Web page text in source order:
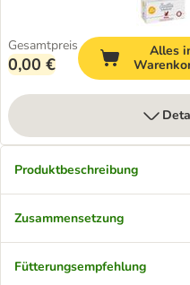
Gesamtpreis
0,00 €
Alles
Produktbeschreibung
Zusammensetzung
Fütterungsempfehlung